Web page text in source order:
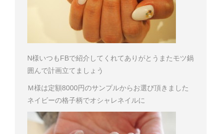
N様いつもFBで紹介してくれてありがとう またモツ鍋
囲んで計画立てましょう
Ｍ様は定額8000円のサンプルからお選び頂きました
ネイビーの格子柄でオシャレネイルに